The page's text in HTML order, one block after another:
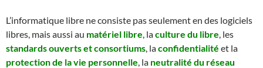
L’informatique libre ne consiste pas seulement en des logiciels
libres, mais aussi au matériel libre, laculture du libre, les
standards ouverts et consortiums, laconfidentialité et la
protection de la vie personnelle, la neutralité du réseau